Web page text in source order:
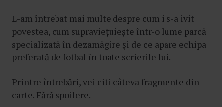
L-am întrebat mai multe despre cum i s-a ivit
povestea, cum supraviețuiește într-o lume parcă
specializată în dezamăgire și de ce apare echipa
preferată de fotbal în toate scrierile lui.
Printre întrebări, vei citi câteva fragmente din
carte. Fără spoilere.